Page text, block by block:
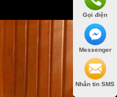
Gọi điện
Messenger
Nhắn tin SMS